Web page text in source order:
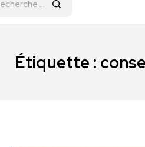
Étiquette :